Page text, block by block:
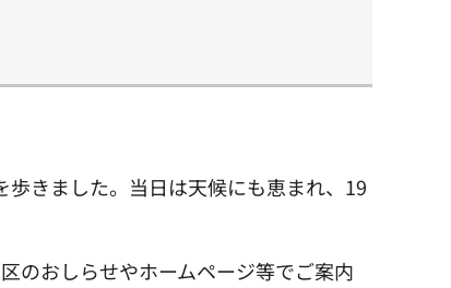
きました。当日は天候にも恵まれ、19
のおしらせやホームページ等でご案内